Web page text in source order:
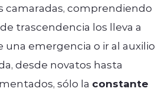
camaradas, comprendiendo
trascendencia los lleva a
emergencia o ir al auxilio
desde novatos hasta
sólo la constante